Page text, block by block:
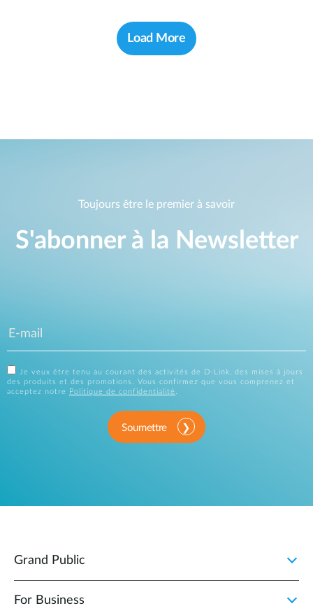
Load More
Toujours être le premier à savoir
S'abonner à la Newsletter
Je veux être tenu au courant des activités de D-Link, des mises à jours
des produits et des promotions. Vous confirmez que vous comprenez et
acceptez notre
Politique de confidentialité.
Soumettre
Grand Public
For Business